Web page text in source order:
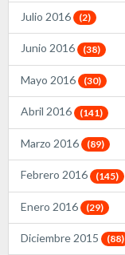
Julio 2016 (2)
Junio 2016 (38)
Mayo 2016 (30)
Abril 2016 (141)
Marzo 2016 (89)
Febrero 2016 (145)
Enero 2016 (29)
Diciembre 2015 (88)